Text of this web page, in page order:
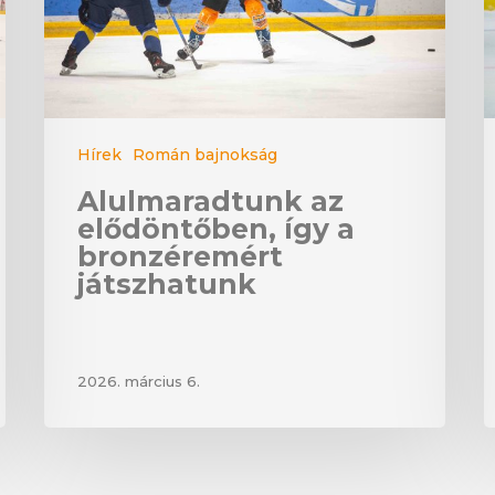
Hírek Román bajnokság
Alulmaradtunk az
elődöntőben, így a
bronzéremért
játszhatunk
2026. március 6.